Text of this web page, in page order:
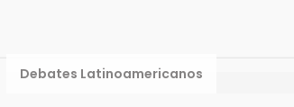
Debates Latinoamericanos